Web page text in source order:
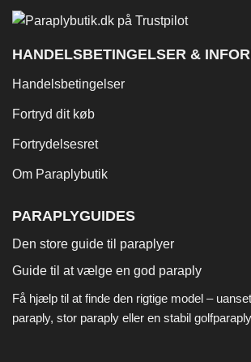
HANDELSBETINGELSER &
Handelsbetingelser
Fortryd dit køb
Fortrydelsesret
Om Paraplybutik
PARAPLYGUIDES
Den store guide til paraplyer
Guide til at vælge en god paraply
Få hjælp til at finde den rigtige model –
paraply, stor paraply eller en stabil golfparaply